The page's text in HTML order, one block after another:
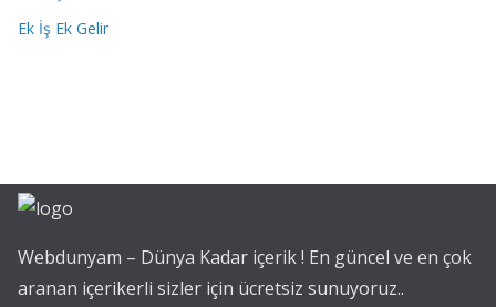
Ek İş Ek Gelir
Webdunyam – Dünya Kadar içerik ! En güncel ve en çok
aranan içerikerli sizler için ücretsiz sunuyoruz..